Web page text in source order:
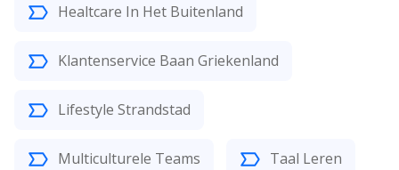
Healtcare In Het Buitenland
Klantenservice Baan Griekenland
Lifestyle Strandstad
Multiculturele Teams Taal Leren